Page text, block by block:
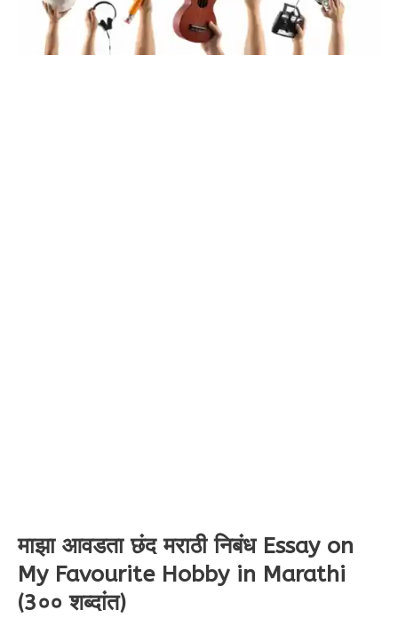
माझा आवडता छंद मराठी निबंध Essay on
My Favourite Hobby in Marathi
(3०० शब्दांत)